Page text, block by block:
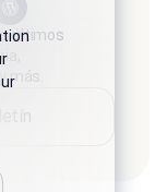
últimos
más.